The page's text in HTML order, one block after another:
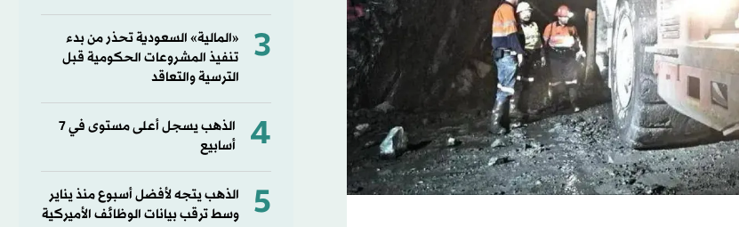
3
«المالية» السعودية تحذر من بدء
تنفيذ المشروعات الحكومية قبل
الترسية والتعاقد
4
الذهب يسجل أعلى مستوى في 7
أسابيع
5
الذهب يتجه لأفضل أسبوع منذ يناير
وسط ترقب بيانات الوظائف الأميركية